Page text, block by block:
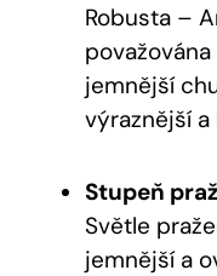
Robusta –
jemnější
výraznější
Stupeň
Světle
jemnější a